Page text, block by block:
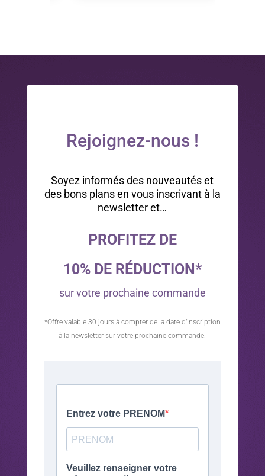
Rejoignez-nous !
Soyez informés des nouveautés et
des bons plans en vous inscrivant à la
newsletter et…
PROFITEZ DE
10% DE RÉDUCTION*
sur votre prochaine commande
*Offre valable 30 jours à compter de la date d’inscription
à la newsletter sur votre prochaine commande.